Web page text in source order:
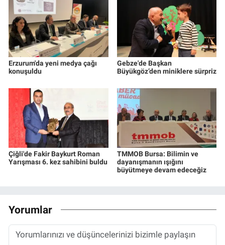
Erzurum'da yeni medya çağı
konuşuldu
Gebze'de Başkan
Büyükgöz’den miniklere sürpriz
Çiğli'de Fakir Baykurt Roman
Yarışması 6. kez sahibini buldu
TMMOB Bursa: Bilimin ve
dayanışmanın ışığını
büyütmeye devam edeceğiz
Yorumlar